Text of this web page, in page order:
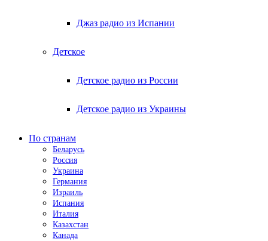
Джаз радио из Испании
Детское
Детское радио из России
Детское радио из Украины
По странам
Беларусь
Россия
Украина
Германия
Израиль
Испания
Италия
Казахстан
Канада